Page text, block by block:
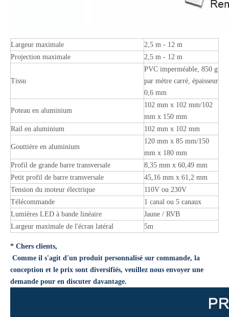
Largeur maximale
2,5 m - 12 m
Projection maximale
2,5 m - 12 m
Tissu
PVC imperméable, 850 g
par mètre carré, épaisseur
0,6 mm
Poteau en aluminium
102 mm x 102 mm/102
mm x 150 mm
Rail en aluminium
102 mm x 102 mm
Gouttière en aluminium
120 mm x 85 mm/150
mm x 180 mm
Profil de grande barre transversale
8,35 mm x 60,49 mm
Petit profil de barre transversale
45,16 mm x 61,2 mm
Tension du moteur électrique
110V ou 230V
Télécommande
1 canal ou 5 canaux
Lumières LED à bande linéaire
Jaune / RVB
Largeur maximale de l'écran latéral
5m
* Chers clients,
Comme il s'agit d'un produit personnalisé sur commande, la
conception et le prix sont diversifiés, veuillez nous envoyer une
demande pour en discuter davantage.